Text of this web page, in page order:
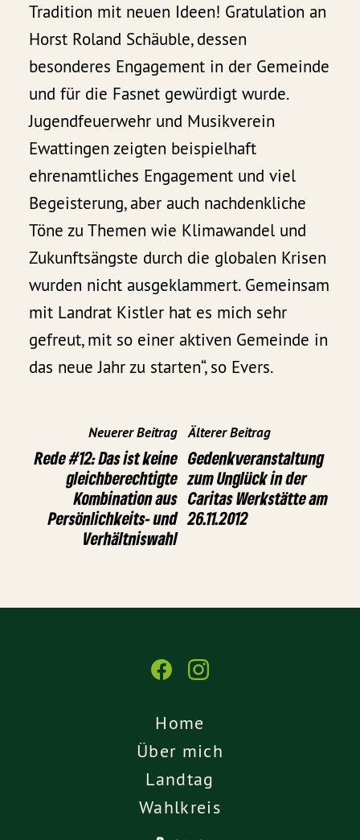
Tradition mit neuen Ideen! Gratulation an
Horst Roland Schäuble, dessen
besonderes Engagement in der Gemeinde
und für die Fasnet gewürdigt wurde.
Jugendfeuerwehr und Musikverein
Ewattingen zeigten beispielhaft
ehrenamtliches Engagement und viel
Begeisterung, aber auch nachdenkliche
Töne zu Themen wie Klimawandel und
Zukunftsängste durch die globalen Krisen
wurden nicht ausgeklammert. Gemeinsam
mit Landrat Kistler hat es mich sehr
gefreut, mit so einer aktiven Gemeinde in
das neue Jahr zu starten“, so Evers.
Neuerer Beitrag
Rede #12: Das ist keine
gleichberechtigte
Kombination aus
Persönlichkeits- und
Verhältniswahl
Älterer Beitrag
Gedenkveranstaltung
zum Unglück in der
Caritas Werkstätte am
26.11.2012
Home
Über mich
Landtag
Wahlkreis